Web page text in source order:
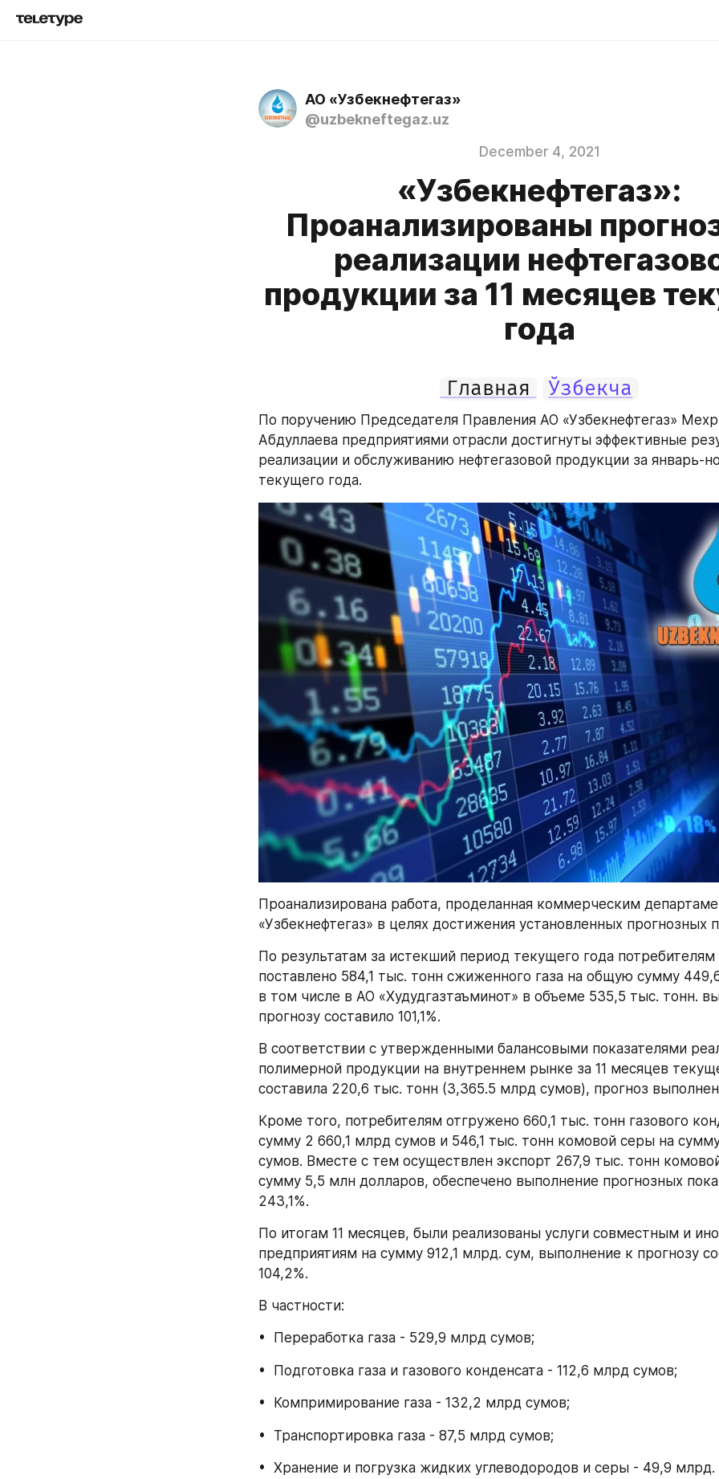
АО «Узбекнефтегаз»
@uzbekneftegaz.uz
December 4, 2021
«Узбекнефтегаз»:
Проанализированы
реализации
продукции за 11 месяцев
года
Главная Ўзбекча
По поручению Председателя Правления АО «Узбекнефтегаз»
Абдуллаева предприятиями отрасли достигнуты эффективные
реализации и обслуживанию нефтегазовой продукции за январь-
текущего года.
Проанализирована работа, проделанная коммерческим
«Узбекнефтегаз» в целях достижения установленных прогнозных
По результатам за истекший период текущего года потребителям
поставлено 584,1 тыс. тонн сжиженного газа на общую сумму
в том числе в АО «Худудгазтаъминот» в объеме 535,5 тыс. тонн.
прогнозу составило 101,1%.
В соответствии с утвержденными балансовыми показателями
полимерной продукции на внутреннем рынке за 11 месяцев
составила 220,6 тыс. тонн (3,365.5 млрд сумов), прогноз
Кроме того, потребителям отгружено 660,1 тыс. тонн газового
сумму 2 660,1 млрд сумов и 546,1 тыс. тонн комовой серы на
сумов. Вместе с тем осуществлен экспорт 267,9 тыс. тонн
сумму 5,5 млн долларов, обеспечено выполнение прогнозных
243,1%.
По итогам 11 месяцев, были реализованы услуги совместным и
предприятиям на сумму 912,1 млрд. сум, выполнение к прогнозу
104,2%.
В частности:
•  Переработка газа - 529,9 млрд сумов;
•  Подготовка газа и газового конденсата - 112,6 млрд сумов;
•  Компримирование газа - 132,2 млрд сумов;
•  Транспортировка газа - 87,5 млрд сумов;
•  Хранение и погрузка жидких углеводородов и серы - 49,9 млрд.